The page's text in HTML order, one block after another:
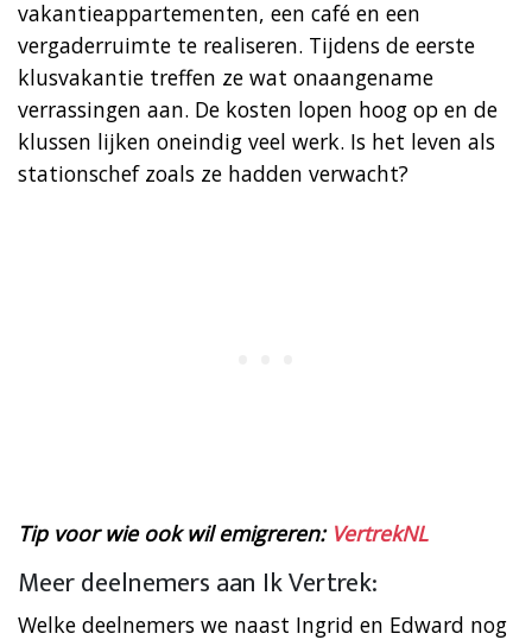
vakantieappartementen, een café en een
vergaderruimte te realiseren. Tijdens de eerste
klusvakantie treffen ze wat onaangename
verrassingen aan. De kosten lopen hoog op en de
klussen lijken oneindig veel werk. Is het leven als
stationschef zoals ze hadden verwacht?
Tip voor wie ook wil emigreren: VertrekNL
Meer deelnemers aan Ik Vertrek:
Welke deelnemers we naast Ingrid en Edward nog